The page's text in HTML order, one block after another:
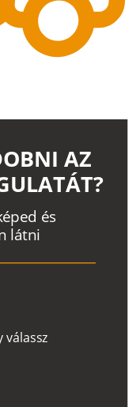
válassz
éped és
látni
AZ